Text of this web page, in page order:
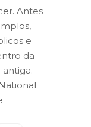
Antes
e
da